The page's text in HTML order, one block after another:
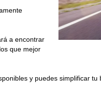
a encontrar
que mejor
y puedes simplificar tu